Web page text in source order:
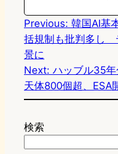
Previous: 韓国AI基
括規制も批判多し
景に
Next: ハッブル35
天体800個超、ESA
検索